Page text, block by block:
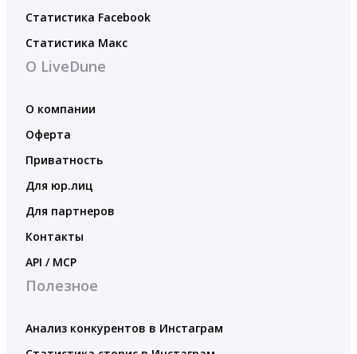
Статистика Facebook
Статистика Макс
О LiveDune
О компании
Оферта
Приватность
Для юр.лиц
Для партнеров
Контакты
API / MCP
Полезное
Анализ конкурентов в Инстаграм